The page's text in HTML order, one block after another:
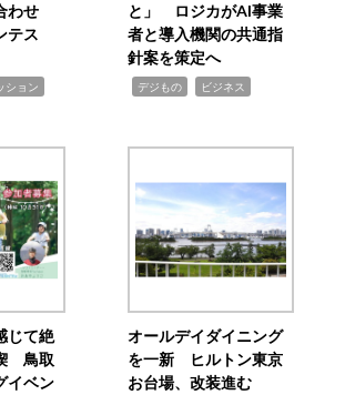
わせ
テス
ション
と」 ロジカがAI事業
者と導入機関の共通指
針案を策定へ
デジもの ビジネス
じて絶
鳥取
イベン
オールデイダイニング
を一新 ヒルトン東京
お台場、改装進む